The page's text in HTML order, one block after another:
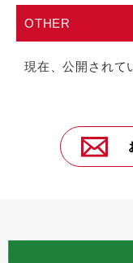
OTHER
現在、公開されて